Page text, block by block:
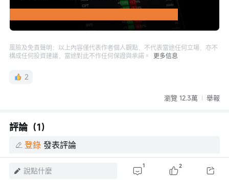
消 /
0%
0%
放
度
風險及免責聲明：以上內容僅代表作者個人觀點，不代表富途任何立場，亦不
構成任何投資建議，富途對此不作任何保證與承諾。
更多信息
2
瀏覽 12.3萬 舉報
評論（1）
登錄 發表評論
說點什麼
1 2